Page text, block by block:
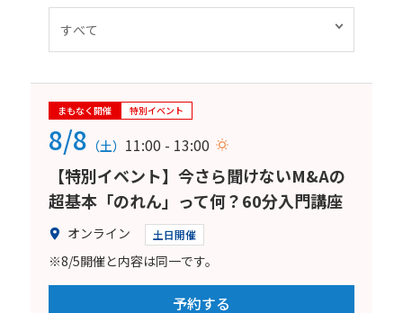
まもなく開催 特別イベント
8/8 （土） 11:00 - 13:00
【特別イベント】今さら聞けないM&Aの
超基本「のれん」って何？60分入門講座
オンライン 土日開催
※8/5開催と内容は同一です。
予約する